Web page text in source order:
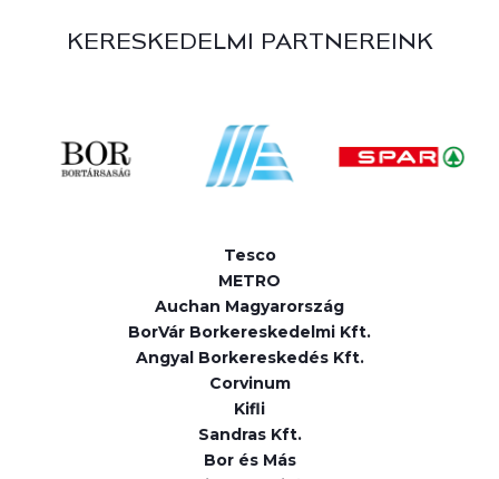
KERESKEDELMI PARTNEREINK
Tesco
METRO
Auchan Magyarország
BorVár Borkereskedelmi Kft.
Angyal Borkereskedés Kft.
Corvinum
Kifli
Sandras Kft.
Bor és Más